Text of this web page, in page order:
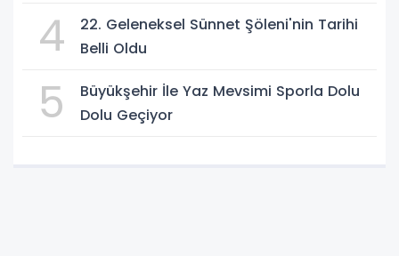
4
22. Geleneksel Sünnet Şöleni'nin Tarihi
Belli Oldu
5
Büyükşehir İle Yaz Mevsimi Sporla Dolu
Dolu Geçiyor